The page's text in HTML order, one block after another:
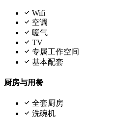
Wifi
空调
暖气
TV
专属工作空间
基本配套
厨房与用餐
全套厨房
洗碗机